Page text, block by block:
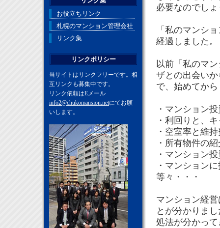
必要なのでし
「私のマンシ
経過しました。
以前「私のマ
ザとの出会い
で、始めてか
・マンション
・利回りと、
・空室率と維
・所有物件の
・マンション
・マンション
等々・・・
マンション経
とが分かりま
処法が分かっ
お役立ちリンク
札幌のマンション管理会社
リンク集
リンクポリシー
当サイトはリンクフリーです。相
互リンクも募集中です。
リンク依頼はEメール
info2@chukomansion.netにてお願
いします。